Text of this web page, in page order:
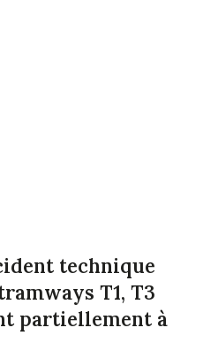
technique
T1, T3
partiellement à